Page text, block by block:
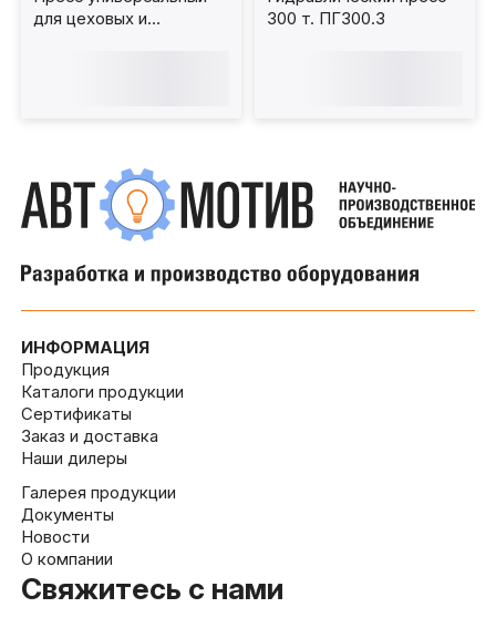
для цеховых и
300 т. ПГ300.3
ИНФОРМАЦИЯ
Продукция
Каталоги продукции
Сертификаты
Заказ и доставка
Наши дилеры
Галерея продукции
Документы
Новости
О компании
Свяжитесь с нами